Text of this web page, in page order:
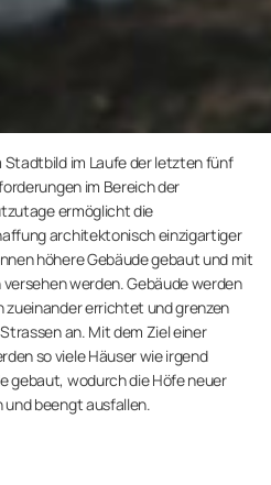
Stadtbild im Laufe der letzten fünf
im Bereich der
ermöglicht die
architektonisch einzigartiger
höhere Gebäude gebaut und mit
werden. Gebäude werden
zueinander errichtet und grenzen
an. Mit dem Ziel einer
so viele Häuser wie irgend
gebaut, wodurch die Höfe neuer
und beengt ausfallen.